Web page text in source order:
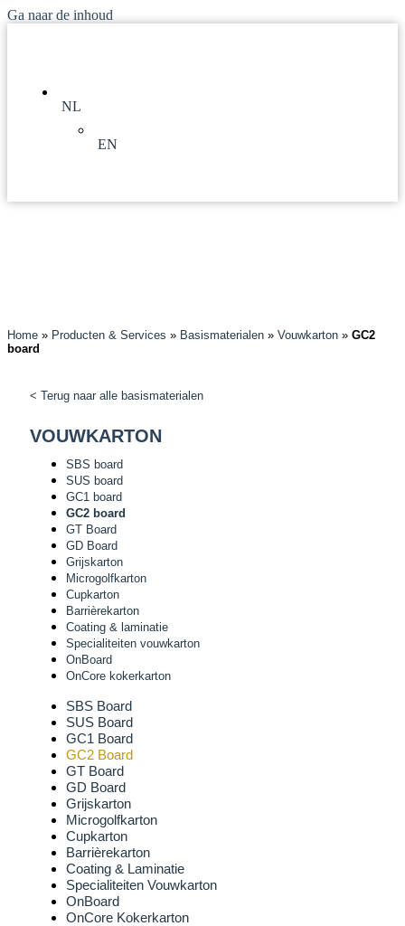
Ga naar de inhoud
NL
EN
Home » Producten & Services » Basismaterialen » Vouwkarton » GC2
board
< Terug naar alle basismaterialen
VOUWKARTON
SBS board
SUS board
GC1 board
GC2 board
GT Board
GD Board
Grijskarton
Microgolfkarton
Cupkarton
Barrièrekarton
Coating & laminatie
Specialiteiten vouwkarton
OnBoard
OnCore kokerkarton
SBS Board
SUS Board
GC1 Board
GC2 Board
GT Board
GD Board
Grijskarton
Microgolfkarton
Cupkarton
Barrièrekarton
Coating & Laminatie
Specialiteiten Vouwkarton
OnBoard
OnCore Kokerkarton